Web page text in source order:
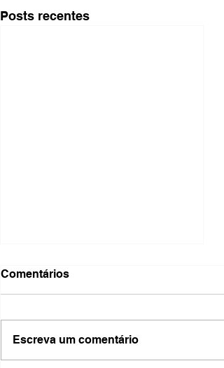
Posts recentes
Comentários
Escreva um comentário